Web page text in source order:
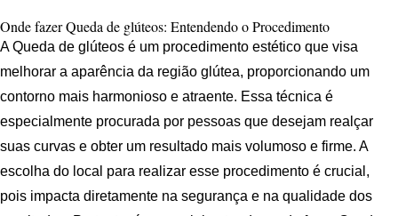
Onde fazer Queda de glúteos: Entendendo o Procedimento
A Queda de glúteos é um procedimento estético que visa
melhorar a aparência da região glútea, proporcionando um
contorno mais harmonioso e atraente. Essa técnica é
especialmente procurada por pessoas que desejam realçar
suas curvas e obter um resultado mais volumoso e firme. A
escolha do local para realizar esse procedimento é crucial,
pois impacta diretamente na segurança e na qualidade dos